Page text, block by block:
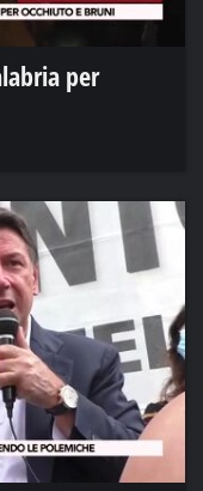
per